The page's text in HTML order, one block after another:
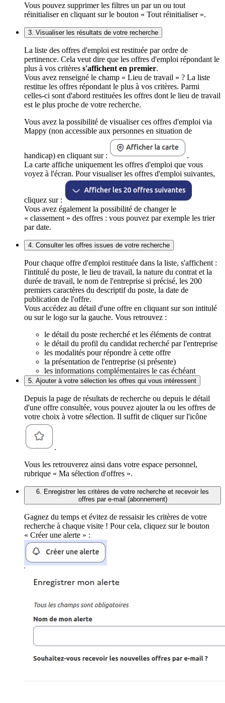
Vous pouvez supprimer les filtres un par un ou tout
réinitialiser en cliquant sur le bouton « Tout réinitialiser ».
3. Visualiser les résultats de votre recherche
La liste des offres d'emploi est restituée par ordre de
pertinence. Cela veut dire que les offres d'emploi répondant le
plus à vos critères s'affichent en premier.
Vous avez renseigné le champ « Lieu de travail » ? La liste
restitue les offres répondant le plus à vos critères. Parmi
celles-ci sont d'abord restituées les offres dont le lieu de travail
est le plus proche de votre recherche.
Vous avez la possibilité de visualiser ces offres d'emploi via
Mappy (non accessible aux personnes en situation de
handicap) en cliquant sur :
.
La carte affiche uniquement les offres d'emploi que vous
voyez à l'écran. Pour visualiser les offres d'emploi suivantes,
cliquez sur :
Vous avez également la possibilité de changer le
« classement » des offres : vous pouvez par exemple les trier
par date.
4. Consulter les offres issues de votre recherche
Pour chaque offre d'emploi restituée dans la liste, s'affichent :
l'intitulé du poste, le lieu de travail, la nature du contrat et la
durée de travail, le nom de l'entreprise si précisé, les 200
premiers caractères du descriptif du poste, la date de
publication de l'offre.
Vous accédez au détail d'une offre en cliquant sur son intitulé
ou sur le logo sur la gauche. Vous retrouvez :
le détail du poste recherché et les éléments de contrat
le détail du profil du candidat recherché par l'entreprise
les modalités pour répondre à cette offre
la présentation de l'entreprise (si présente)
les informations complémentaires le cas échéant
5. Ajouter à votre sélection les offres qui vous intéressent
Depuis la page de résultats de recherche ou depuis le détail
d'une offre consultée, vous pouvez ajouter la ou les offres de
votre choix à votre sélection. Il suffit de cliquer sur l'icône
.
Vous les retrouverez ainsi dans votre espace personnel,
rubrique « Ma sélection d'offres ».
6. Enregistrer les critères de votre recherche et recevoir les
offres par e-mail (abonnement)
Gagnez du temps et évitez de ressaisir les critères de votre
recherche à chaque visite ! Pour cela, cliquez sur le bouton
« Créer une alerte » :